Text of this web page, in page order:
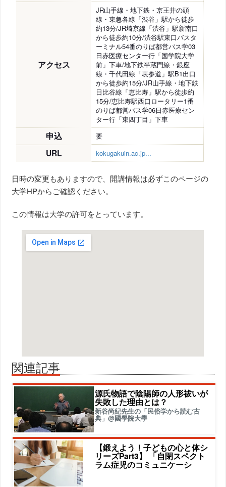
アクセス
JR山手線・地下鉄・京王井の頭
線・東急各線「渋谷」駅から徒歩
約13分/JR埼京線「渋谷」駅新南口
から徒歩約10分/渋谷駅東口バスタ
ーミナル54番のりば都営バス学03
日赤医療センター行「国学院大学
前」下車/地下鉄半蔵門線・銀座
線・千代田線「表参道」駅B1出口
から徒歩約15分/JR山手線・地下鉄
日比谷線「恵比寿」駅から徒歩約
15分/恵比寿駅西口ロータリー1番
のりば都営バス学06日赤医療セン
ター行「東四丁目」下車
申込 要
URL kokugakuin.ac.jp...
日時の変更もありますので、開講情報は必ずこのページの
大学HPからご確認ください。
この情報は大学の許可をとっています。
関連記事
源氏物語で陰陽師の人形祓いが
失敗した理由とは？
新谷尚紀先生の「民俗学から読む古
典」@國學院大學
【鍛えよう！子どもの心と体シ
リーズPart3】 「自閉スペクト
ラム症児のコミュニケーシ